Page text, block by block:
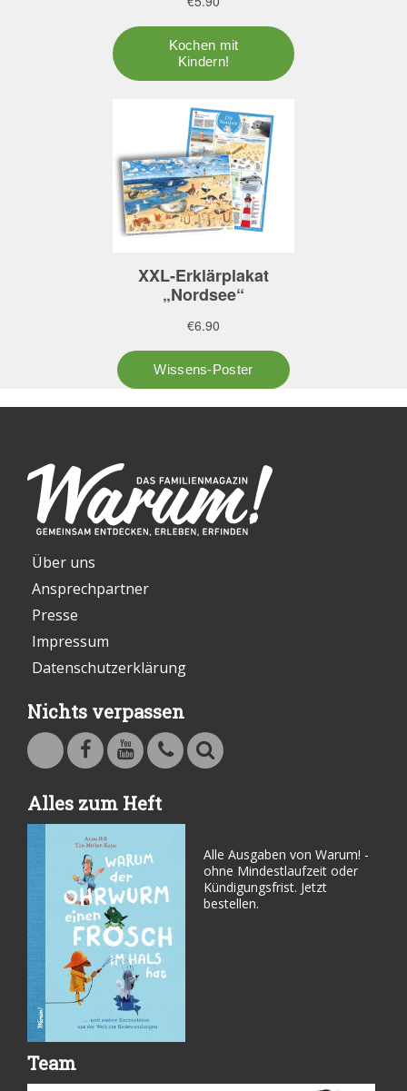
Über uns
Ansprechpartner
Presse
Impressum
Datenschutzerklärung
Nichts verpassen
Alles zum Heft
Alle Ausgaben von Warum! -
ohne Mindestlaufzeit oder
Kündigungsfrist. Jetzt
bestellen.
Team